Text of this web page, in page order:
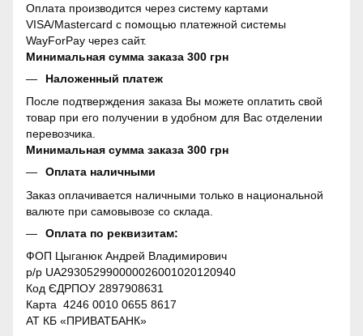
Оплата производится через систему картами
VISA/Mastercard с помощью платежной системы
WayForPay через сайт.
Минимальная сумма заказа 300 грн
Наложенный платеж
После подтверждения заказа Вы можете оплатить свой
товар при его получении в удобном для Вас отделении
перевозчика.
Минимальная сумма заказа 300 грн
Оплата наличными
Заказ оплачивается наличными только в национальной
валюте при самовывозе со склада.
Оплата по реквизитам:
ФОП Цыганюк Андрей Владимирович
р/р UA293052990000026001020120940
Код ЄДРПОУ 2897908631
Карта 4246 0010 0655 8617
АТ КБ «ПРИВАТБАНК»